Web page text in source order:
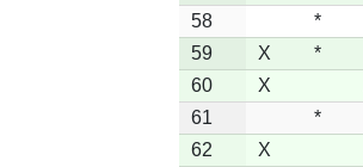
58
*
59
X *
60
X
61
*
62
X